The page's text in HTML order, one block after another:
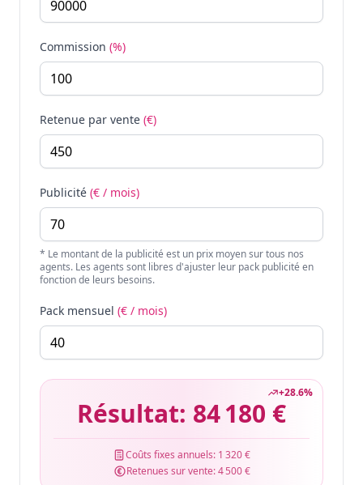
Commission (%)
Retenue par vente (€)
Publicité (€ / mois)
* Le montant de la publicité est un prix moyen sur tous nos
agents. Les agents sont libres d'ajuster leur pack publicité en
fonction de leurs besoins.
Pack mensuel (€ / mois)
+28.6%
Résultat: 84 180 €
Coûts fixes annuels: 1 320 €
Retenues sur vente:4 500 €